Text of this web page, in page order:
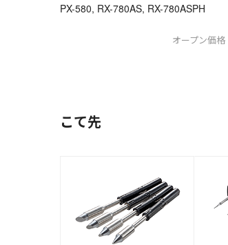
PX-580, RX-780AS, RX-780ASPH
オープン価格
こて先